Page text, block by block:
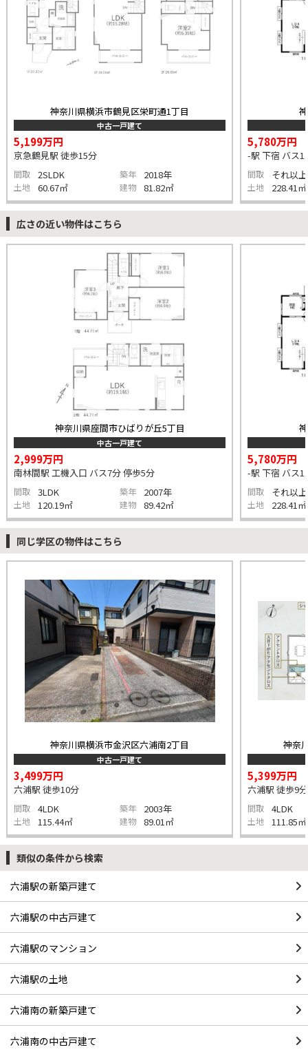
神奈川県横浜市鶴見区栄町通1丁目
中古一戸建て
5,199万円
京急鶴見駅 徒歩15分
間取 2SLDK 築年 2018年
土地 60.67㎡ 建物 81.82㎡
5,780万円
-駅 下宿 バス
間取 それ以上
土地 228.41㎡
広さの近い物件はこちら
神奈川県座間市ひばりが丘5丁目
中古一戸建て
2,999万円
南林間駅 工機入口 バス7分 停歩5分
間取 3LDK 築年 2007年
土地 120.19㎡ 建物 89.42㎡
5,780万円
-駅 下宿 バス
間取 それ以上
土地 228.41㎡
同じ学区の物件はこちら
神奈川県横浜市金沢区六浦南2丁目
中古一戸建て
3,499万円
六浦駅 徒歩10分
間取 4LDK 築年 2003年
土地 115.44㎡ 建物 89.01㎡
神奈
5,399万円
六浦駅 徒歩9分
間取 4LDK
土地 111.85㎡
類似の条件から検索
六浦駅の新築戸建て
六浦駅の中古戸建て
六浦駅のマンション
六浦駅の土地
六浦南の新築戸建て
六浦南の中古戸建て